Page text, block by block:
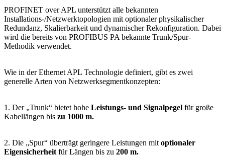
PROFINET over APL unterstützt alle bekannten
Installations-/Netzwerktopologien mit optionaler physikalischer
Redundanz, Skalierbarkeit und dynamischer Rekonfiguration. Dabei
wird die bereits von PROFIBUS PA bekannte Trunk/Spur-
Methodik verwendet.
Wie in der Ethernet APL Technologie definiert, gibt es zwei
generelle Arten von Netzwerksegmentkonzepten:
1. Der „Trunk“ bietet hohe Leistungs- und Signalpegel für große
Kabellängen bis zu 1000 m.
2. Die „Spur“ überträgt geringere Leistungen mit optionaler
Eigensicherheit für Längen bis zu 200 m.